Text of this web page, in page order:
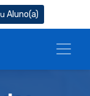
Aluno(a)